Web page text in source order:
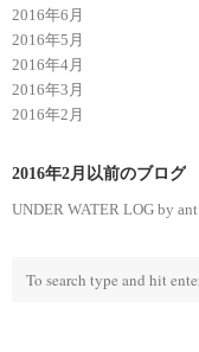
2016年6月
2016年5月
2016年4月
2016年3月
2016年2月
2016年2月以前のブログ
UNDER WATER LOG by ant